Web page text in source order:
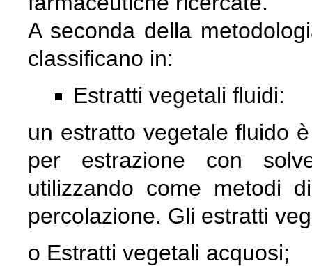
A seconda della
classificano in:
Estratti vegetali fluidi:
un estratto vegetale fluido
per estrazione con
utilizzando come metodi
percolazione. Gli estratti
o Estratti vegetali acquosi;